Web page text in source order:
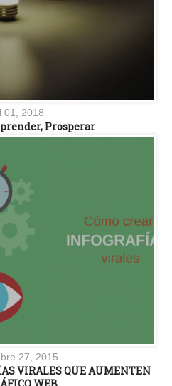
01, 2018
Prosperar
27, 2015
VIRALES QUE AUMENTEN
WEB